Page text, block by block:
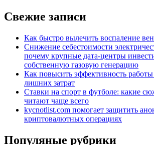
Свежие записи
Как быстро вылечить воспаление
Снижение себестоимости
почему крупные дата-центры
собственную газовую генерацию
Как повысить эффективность
лишних затрат
Ставки на спорт в футболе: какие
читают чаще всего
kycnotlist.com помогает защитить
криптовалютных операциях
Популяные рубрики